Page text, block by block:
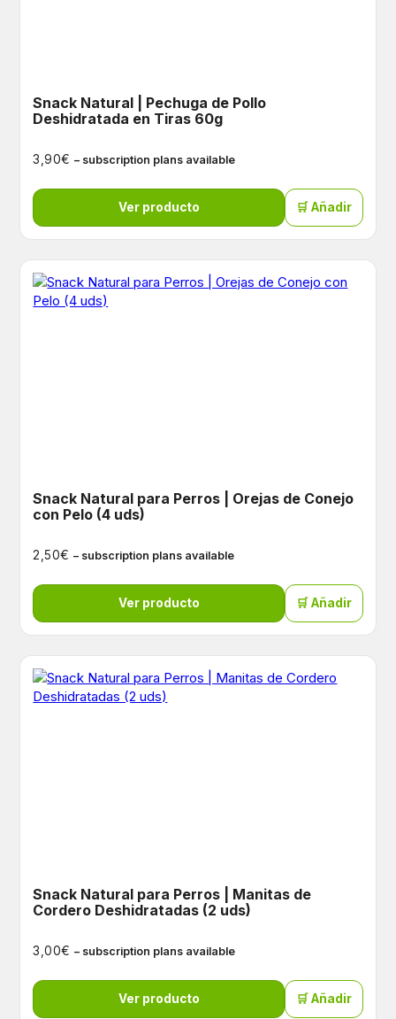
Snack Natural | Pechuga de Pollo
Deshidratada en Tiras 60g
3,90€ – subscription plans available
Ver producto 🛒 Añadir
Snack Natural para Perros | Orejas de Conejo
con Pelo (4 uds)
2,50€ – subscription plans available
Ver producto 🛒 Añadir
Snack Natural para Perros | Manitas de
Cordero Deshidratadas (2 uds)
3,00€ – subscription plans available
Ver producto 🛒 Añadir